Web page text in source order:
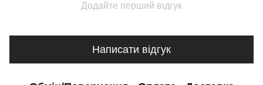
Додайте перший відгук
Написати відгук